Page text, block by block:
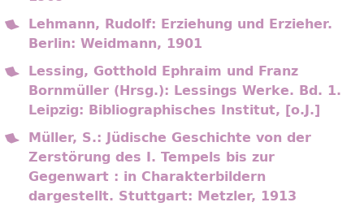
Lehmann, Rudolf: Erziehung und Erzieher.
Berlin: Weidmann, 1901
Lessing, Gotthold Ephraim und Franz
Bornmüller (Hrsg.): Lessings Werke. Bd. 1.
Leipzig: Bibliographisches Institut, [o.J.]
Müller, S.: Jüdische Geschichte von der
Zerstörung des I. Tempels bis zur
Gegenwart : in Charakterbildern
dargestellt. Stuttgart: Metzler, 1913